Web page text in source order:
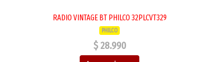
RADIO VINTAGE BT PHILCO 32PLCVT329
PHILCO
$ 28.990